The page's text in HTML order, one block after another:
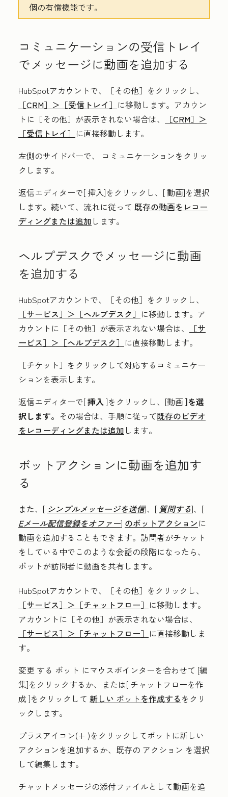
個の有償機能です。
コミュニケーションの受信トレイ
でメッセージに動画を追加する
HubSpotアカウントで、
［その他］をクリックし、
［CRM］＞ ［受信トレイ］ に移動します。アカウン
トに ［その他］が表示されない場合は、
［CRM］＞
［受信トレイ］ に直接移動します。
左側のサイドバーで、 コミュニケーションをクリッ
クします。
返信エディターで[ 挿入]をクリックし、[動画]を選択
します。続いて、流れに従って 既存の動画をレコー
ディングまたは追加 します。
ヘルプデスクでメッセージに動画
を追加する
HubSpotアカウントで、
［その他］をクリックし、
［サービス］＞ ［ヘルプデスク］ に移動します。ア
カウントに ［その他］が表示されない場合は、
［サ
ービス］＞ ［ヘルプデスク］ に直接移動します。
［チケット］をクリックして対応するコミュニケー
ションを表示します。
返信エディターで[挿入]をクリックし、[動画 ]を選
択します。 その場合は、手順に従って既存のビデオ
をレコーディングまたは追加 します。
ボットアクションに動画を追加す
る
また、[ シンプルメッセージを送信]、[ 質問する]、[
Eメール配信登録をオファー] のボットアクション に
動画を追加することもできます。訪問者がチャット
をしている中でこのような会話の段階になったら、
ボットが訪問者に動画を共有します。
HubSpotアカウントで、
［その他］をクリックし、
［サービス］＞ ［チャットフロー］ に移動します。
アカウントに ［その他］が表示されない場合は、
［サービス］＞ ［チャットフロー］ に直接移動しま
す。
変更 する ボット にマウスポインターを合わせて [編
集]をクリックするか、または[ チャットフローを作
成 ]をクリックして 新しい ボットを作成する をクリ
ックします。
プラスアイコン(+ )をクリックしてボットに新しい
アクションを追加するか、既存の アクション を選択
して編集します。
チャットメッセージの添付ファイルとして動画を追